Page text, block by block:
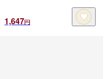
1,647円